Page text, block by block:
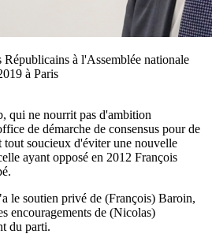
à l'Assemblée nationale
à Paris
qui ne nourrit pas d'ambition
de démarche de consensus pour de
soucieux d'éviter une nouvelle
ayant opposé en 2012 François
le soutien privé de (François) Baroin,
encouragements de (Nicolas)
du parti.